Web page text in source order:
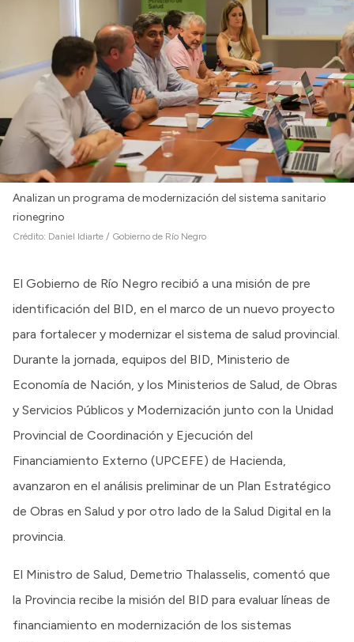
Analizan un programa de modernización del sistema sanitario
rionegrino
Crédito: Daniel Idiarte / Gobierno de Río Negro
El Gobierno de Río Negro recibió a una misión de pre
identificación del BID, en el marco de un nuevo proyecto
para fortalecer y modernizar el sistema de salud provincial.
Durante la jornada, equipos del BID, Ministerio de
Economía de Nación, y los Ministerios de Salud, de Obras
y Servicios Públicos y Modernización junto con la Unidad
Provincial de Coordinación y Ejecución del
Financiamiento Externo (UPCEFE) de Hacienda,
avanzaron en el análisis preliminar de un Plan Estratégico
de Obras en Salud y por otro lado de la Salud Digital en la
provincia.
El Ministro de Salud, Demetrio Thalasselis, comentó que
la Provincia recibe la misión del BID para evaluar líneas de
financiamiento en modernización de los sistemas